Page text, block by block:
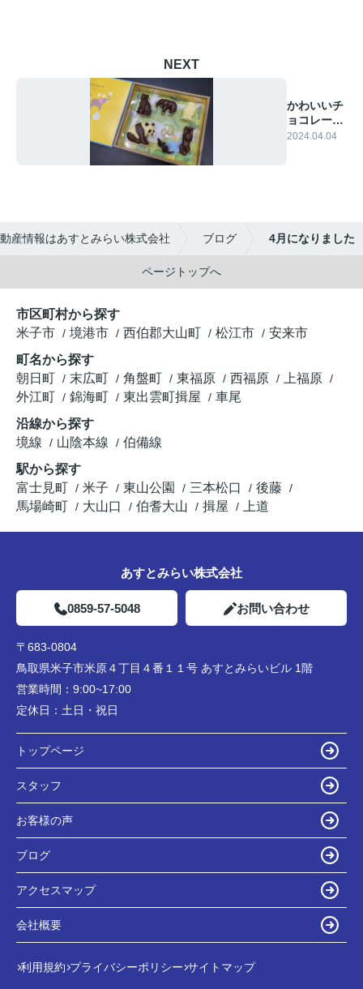
NEXT
かわいいチ
ョコレート
♡
2024.04.04
産情報はあすとみらい株式会社 ブログ 4月になりました
ページトップへ
市区町村から探す
米子市
境港市 西伯郡大山町 松江市
安来市
町名から探す
朝日町
末広町 角盤町 東福原 西福原
上福原
外江町
錦海町 東出雲町揖屋
車尾
沿線から探す
境線
山陰本線
伯備線
駅から探す
富士見町
米子 東山公園 三本松口
後藤
馬場崎町
大山口 伯耆大山 揖屋 上道
あすとみらい株式会社
0859-57-5048 お問い合わせ
〒683-0804
鳥取県米子市米原４丁目４番１１号 あすとみらいビル 1階
営業時間： 9:00~17:00
定休日： 土日・祝日
トップページ
スタッフ
お客様の声
ブログ
アクセスマップ
会社概要
利用規約 プライバシーポリシー サイトマップ